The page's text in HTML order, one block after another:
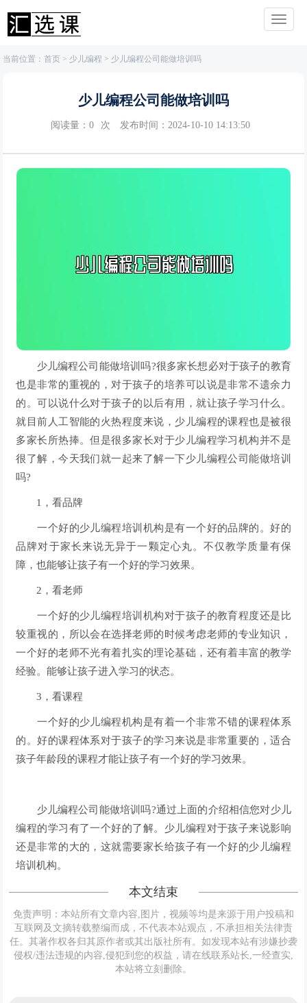
当前位置：首页 > 少儿编程 > 少儿编程公司能做培训吗
少儿编程公司能做培训吗
阅读量： 0 次 发布时间：2024-10-10 14:13:50
少儿编程公司能做培训吗?很多家长想必对于孩子的教育
也是非常的重视的，对于孩子的培养可以说是非常不遗余力
的。可以说什么对于孩子的以后有用，就让孩子学习什么。
就目前人工智能的火热程度来说，少儿编程的课程也是被很
多家长所热捧。但是很多家长对于少儿编程学习机构并不是
很了解，今天我们就一起来了解一下少儿编程公司能做培训
吗?
1，看品牌
一个好的少儿编程培训机构是有一个好的品牌的。好的
品牌对于家长来说无异于一颗定心丸。不仅教学质量有保
障，也能够让孩子有一个好的学习效果。
2，看老师
一个好的少儿编程培训机构对于孩子的教育程度还是比
较重视的，所以会在选择老师的时候考虑老师的专业知识，
一个好的老师不光有着扎实的理论基础，还有着丰富的教学
经验。能够让孩子进入学习的状态。
3，看课程
一个好的少儿编程机构是有着一个非常不错的课程体系
的。好的课程体系对于孩子的学习来说是非常重要的，适合
孩子年龄段的课程才能让孩子有一个好的学习效果。
少儿编程公司能做培训吗?通过上面的介绍相信您对少儿
编程的学习有了一个好的了解。少儿编程对于孩子来说影响
还是非常的大的，这就需要家长给孩子有一个好的少儿编程
培训机构。
本文结束
免责声明：本站所有文章内容,图片，视频等均是来源于用户投稿和
互联网及文摘转载整编而成，不代表本站观点，不承担相关法律责
任。其著作权各归其原作者或其出版社所有。如发现本站有涉嫌抄袭
侵权/违法违规的内容,侵犯到您的权益，请在线联系站长,一经查实,
本站将立刻删除。